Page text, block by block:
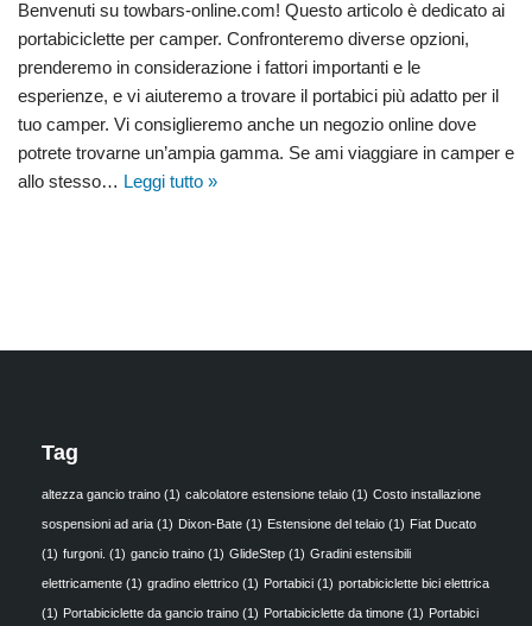
Benvenuti su towbars-online.com! Questo articolo è dedicato ai
portabiciclette per camper. Confronteremo diverse opzioni,
prenderemo in considerazione i fattori importanti e le
esperienze, e vi aiuteremo a trovare il portabici più adatto per il
tuo camper. Vi consiglieremo anche un negozio online dove
potrete trovarne un’ampia gamma. Se ami viaggiare in camper e
allo stesso… Leggi tutto »
Tag
altezza gancio traino (1) calcolatore estensione telaio (1) Costo installazione
sospensioni ad aria (1) Dixon-Bate (1) Estensione del telaio (1) Fiat Ducato
(1) furgoni. (1) gancio traino (1) GlideStep (1) Gradini estensibili
elettricamente (1) gradino elettrico (1) Portabici (1) portabiciclette bici elettrica
(1) Portabiciclette da gancio traino (1) Portabiciclette da timone (1) Portabici